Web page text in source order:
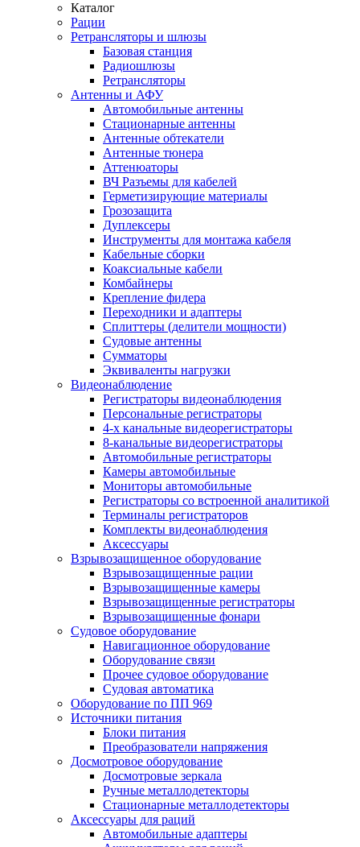
Каталог
Рации
Ретрансляторы и шлюзы
Базовая станция
Радиошлюзы
Ретрансляторы
Антенны и АФУ
Автомобильные антенны
Стационарные антенны
Антенные обтекатели
Антенные тюнера
Аттенюаторы
ВЧ Разъемы для кабелей
Герметизирующие материалы
Грозозащита
Дуплексеры
Инструменты для монтажа кабеля
Кабельные сборки
Коаксиальные кабели
Комбайнеры
Крепление фидера
Переходники и адаптеры
Сплиттеры (делители мощности)
Судовые антенны
Сумматоры
Эквиваленты нагрузки
Видеонаблюдение
Регистраторы видеонаблюдения
Персональные регистраторы
4-х канальные видеорегистраторы
8-канальные видеорегистраторы
Автомобильные регистраторы
Камеры автомобильные
Мониторы автомобильные
Регистраторы со встроенной аналитикой
Терминалы регистраторов
Комплекты видеонаблюдения
Аксессуары
Взрывозащищенное оборудование
Взрывозащищенные рации
Взрывозащищенные камеры
Взрывозащищенные регистраторы
Взрывозащищенные фонари
Судовое оборудование
Навигационное оборудование
Оборудование связи
Прочее судовое оборудование
Судовая автоматика
Оборудование по ПП 969
Источники питания
Блоки питания
Преобразователи напряжения
Досмотровое оборудование
Досмотровые зеркала
Ручные металлодетекторы
Стационарные металлодетекторы
Аксессуары для раций
Автомобильные адаптеры